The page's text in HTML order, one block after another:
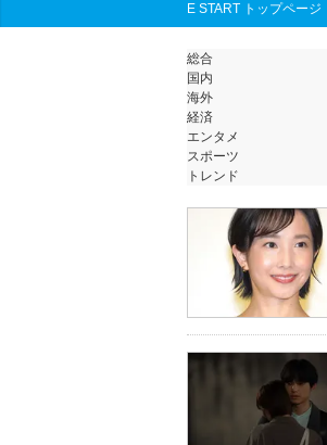
E START トップページ
総合
国内
海外
経済
エンタメ
スポーツ
トレンド